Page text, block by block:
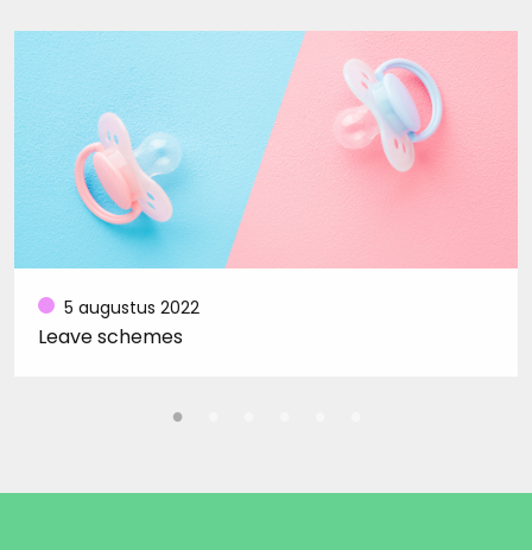
5 augustus 2022
Leave schemes